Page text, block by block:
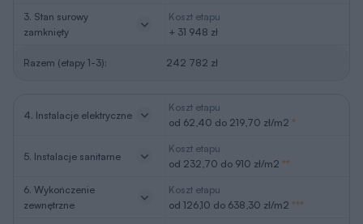
3. Stan surowy
zamknięty
Koszt etapu
+ 31 948 zł
Razem (etapy 1-3): 242 782 zł
4. Instalacje elektryczne
Koszt etapu
od 62,40 do 219,70 zł/m2 *
5. Instalacje sanitarne
Koszt etapu
od 232,70 do 910 zł/m2 **
6. Wykończenie
zewnętrzne
Koszt etapu
od 126,10 do 638,30 zł/m2 ***